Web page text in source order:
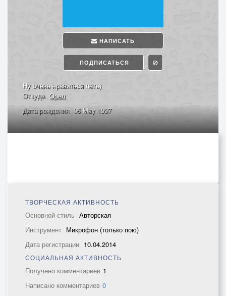
НАПИСАТЬ
ПОДПИСАТЬСЯ
Ну очень нравиться петь)
Откуда Орел
Дата рождения 06 May 1997
ТВОРЧЕСКАЯ АКТИВНОСТЬ
Основной стиль Авторская
Инструмент Микрофон (только пою)
Дата регистрации 10.04.2014
СОЦИАЛЬНАЯ АКТИВНОСТЬ
Получено комментариев 1
Написано комментариев 0